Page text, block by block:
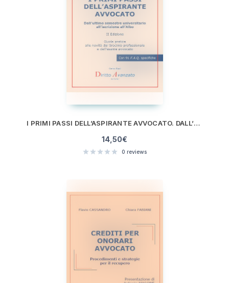
I PRIMI PASSI DELL’ASPIRANTE AVVOCATO. DALL’ULTIMO SEMESTRE UNIVERSITARIO ALL’ISCRIZIONE ALL’ALBO (II ED.)
14,50€
0 reviews